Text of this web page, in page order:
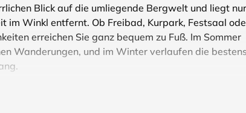
Blick auf die umliegende Bergwelt und liegt nur
im Winkl entfernt. Ob Freibad, Kurpark, Festsaal
erreichen Sie ganz bequem zu Fuß. Im Sommer
Wanderungen, und im Winter verlaufen die bestens
2-Raum-Ferienwohnungen - ideal für zwei